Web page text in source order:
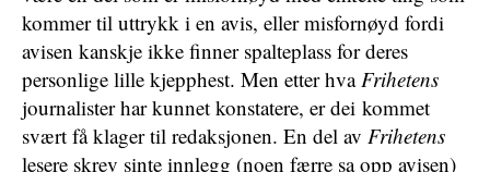
kommer til uttrykk i en avis, eller misfornøyd fordi
avisen kanskje ikke finner spalteplass for deres
personlige lille kjepphest. Men etter hvaFrihetens
journalister har kunnet konstatere, er dei kommet
svært få klager til redaksjonen. En del av Frihetens
lesere skrev sinte innlegg (noen færre sa opp avisen)